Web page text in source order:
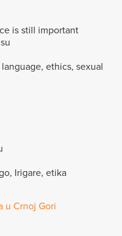
is still important
ethics, sexual
Irigare, etika
u Crnoj Gori